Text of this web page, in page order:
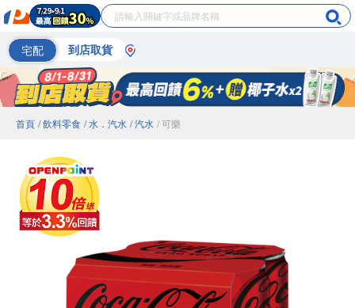
宅配 到店取貨
首頁 / 飲料零食 / 水．汽水 / 汽水 / 可樂